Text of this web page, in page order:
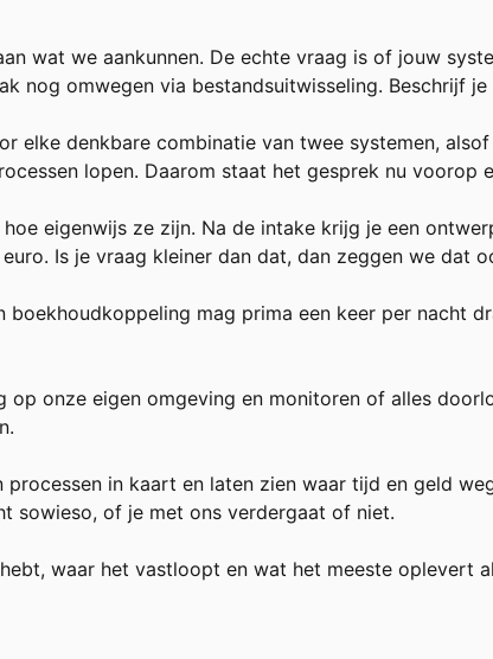
wat we aankunnen. De echte vraag is of jouw
nog omwegen via bestandsuitwisseling. Beschrijf
elke denkbare combinatie van twee systemen,
lopen. Daarom staat het gesprek nu voorop
eigenwijs ze zijn. Na de intake krijg je een
Is je vraag kleiner dan dat, dan zeggen we dat
mag prima een keer per nacht
onze eigen omgeving en monitoren of alles
in kaart en laten zien waar tijd en geld
sowieso, of je met ons verdergaat of niet.
waar het vastloopt en wat het meeste oplevert